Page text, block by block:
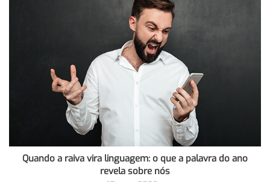
Quando a raiva vira linguagem: o que a palavra do ano
revela sobre nós